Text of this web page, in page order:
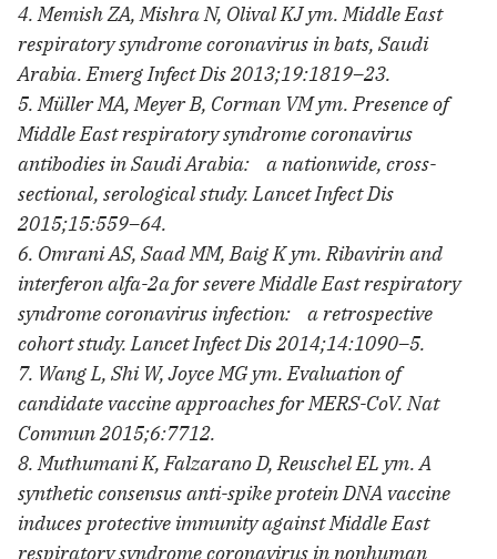
4. Memish ZA, Mishra N, Olival KJ ym. Middle East
respiratory syndrome coronavirus in bats, Saudi
Arabia. Emerg Infect Dis 2013;19:1819–23.
5. Müller MA, Meyer B, Corman VM ym. Presence of
Middle East respiratory syndrome coronavirus
antibodies in Saudi Arabia: a nationwide, cross-
sectional, serological study. Lancet Infect Dis
2015;15:559–64.
6. Omrani AS, Saad MM, Baig K ym. Ribavirin and
interferon alfa-2a for severe Middle East respiratory
syndrome coronavirus infection: a retrospective
cohort study. Lancet Infect Dis 2014;14:1090–5.
7. Wang L, Shi W, Joyce MG ym. Evaluation of
candidate vaccine approaches for MERS-CoV. Nat
Commun 2015;6:7712.
8. Muthumani K, Falzarano D, Reuschel EL ym. A
synthetic consensus anti-spike protein DNA vaccine
induces protective immunity against Middle East
respiratory syndrome coronavirus in nonhuman